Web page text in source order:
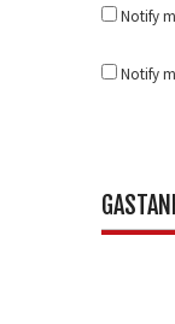
Notify
Notify